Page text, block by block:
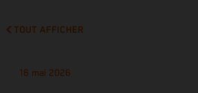
TOUT AFFICHER
16 mai 2026